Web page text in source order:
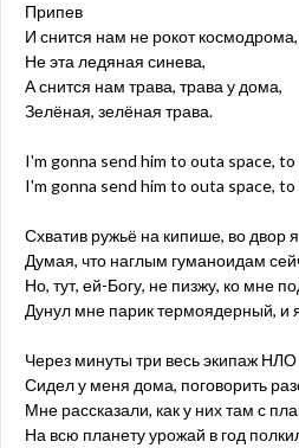
Припев
И снится нам не рокот
Не эта ледяная синева,
А снится нам трава, трава у дома,
Зелёная, зелёная трава.
I'm gonna send him to outa space,
I'm gonna send him to outa space,
Схватив ружьё на кипише, во двор
Думая, что наглым гуманоидам
Но, тут, ей-Богу, не пизжу, ко мне
Дунул мне парик термоядерный, и
Через минуты три весь экипаж НЛО
Сидел у меня дома, поговорить
Мне рассказали, как у них там с
На всю планету урожай в год